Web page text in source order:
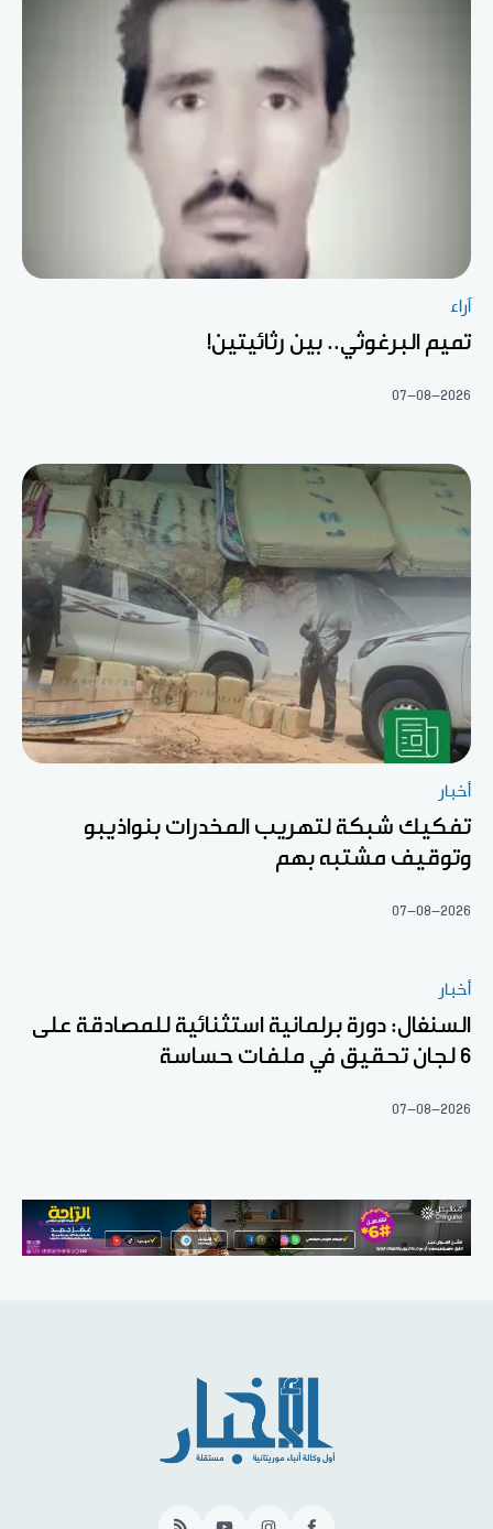
آراء
تميم البرغوثي.. بين رثائيتين!
07-08-2026
أخبار
تفكيك شبكة لتهريب المخدرات بنواذيبو
وتوقيف مشتبه بهم
07-08-2026
أخبار
السنغال: دورة برلمانية استثنائية للمصادقة على
6 لجان تحقيق في ملفات حساسة
07-08-2026